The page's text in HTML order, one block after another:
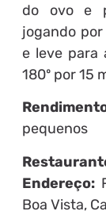
do ovo e
jogando
e leve para
180º por 15
pequenos
Endereço:
Boa Vista,